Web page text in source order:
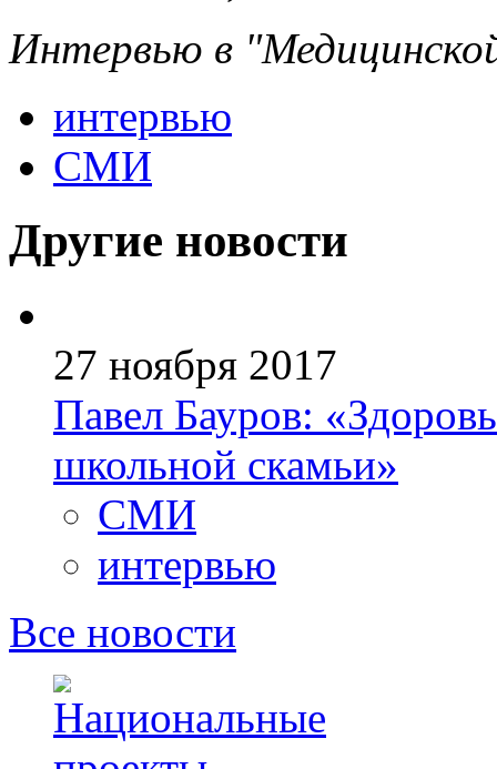
Интервью в
интервью
СМИ
Другие новости
27 ноября 2017
Павел Бауров:
школьной скамьи»
СМИ
интервью
Все новости